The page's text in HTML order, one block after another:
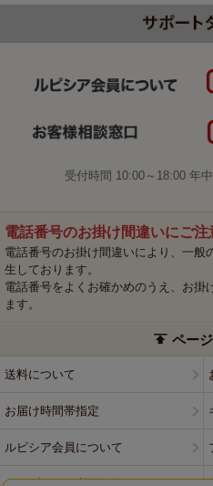
受付時間 10:00～18:00 年
電話番号のお掛け間違いにご注
電話番号のお掛け間違いにより、一般
生しております。
電話番号をよくお確かめのうえ、お掛
ます。
ペー
送料について
お届け時間帯指定
ルピシア会員について